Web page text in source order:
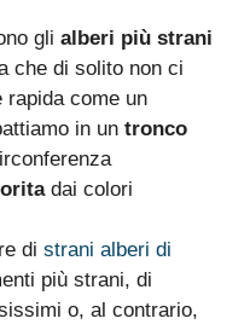
gli alberi più strani
che di solito non ci
rapida come un
in un tronco
dai colori
di strani alberi di
più strani, di
o, al contrario,